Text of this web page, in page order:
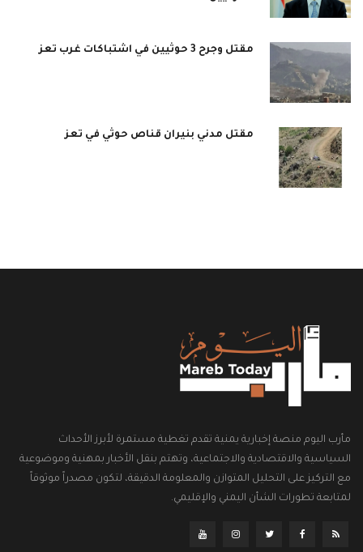
مقتل وجرح 3 حوثيين في اشتباكات غرب تعز
مقتل مدني بنيران قناص حوثي في تعز
مأرب اليوم منصة إخبارية يمنية تقدم تغطية مستمرة لأبرز الأحداث
السياسية والاقتصادية والاجتماعية، وتهتم بنقل الأخبار بمهنية وموضوعية
مع التركيز على التحليل المتوازن والمعلومة الدقيقة، لتكون مصدراً موثوقاً
لمتابعة تطورات الشأن اليمني والإقليمي.